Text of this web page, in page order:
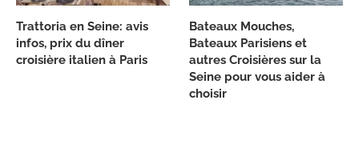
Trattoria en Seine: avis
infos, prix du dîner
croisière italien à Paris
Bateaux Mouches,
Bateaux Parisiens et
autres Croisières sur la
Seine pour vous aider à
choisir